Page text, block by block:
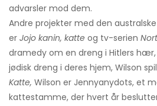
advarsler mod dem.
Andre projekter med den
er Jojo kanin, katte og tv-serien
dramedy om en dreng i Hitlers
jødisk dreng i deres hjem, Wilson
Katte, Wilson er Jennyanydots, et
kattestamme, der hvert år